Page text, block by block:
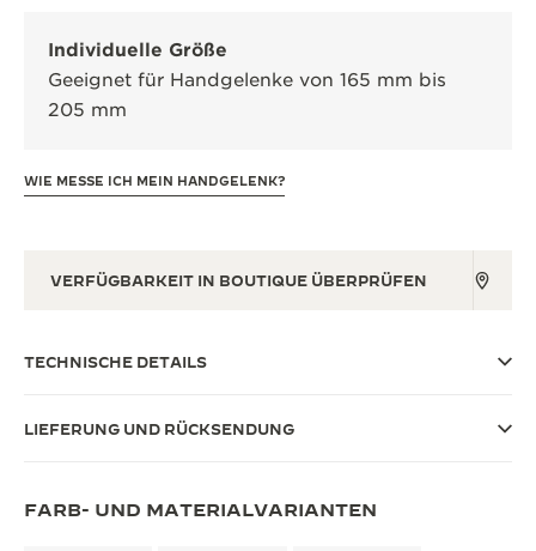
JAEGER-LECOULTRE GARANTIE
ZEITMESSER GARANTIE
DIE AUSSTELLUNG „THE PERPETUAL
THE DREAM SHAPER
RAFFINESSE: MEHR ALS 1.400 KALIBER
Individuelle Größe
Geeignet für Handgelenke von 165 mm bis
205 mm
WIE MESSE ICH MEIN HANDGELENK?
VERFÜGBARKEIT IN BOUTIQUE ÜBERPRÜFEN
TECHNISCHE DETAILS
LIEFERUNG UND RÜCKSENDUNG
FARB- UND MATERIALVARIANTEN